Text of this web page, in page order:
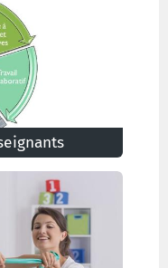
des enseignants